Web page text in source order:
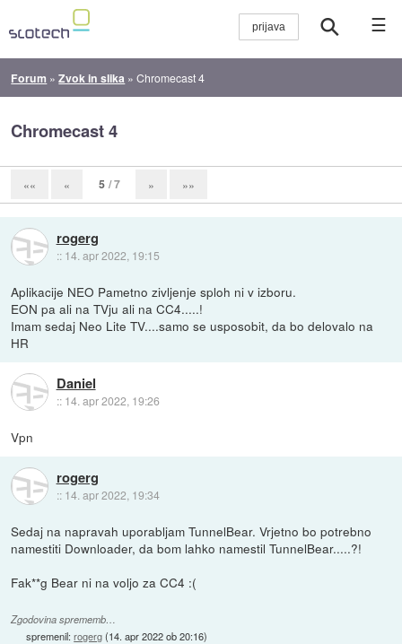
☰
Forum »Zvok in slika »Chromecast 4
Chromecast 4
«« « 5 / 7 » »»
rogerg
:: 14. apr 2022, 19:15
Aplikacije NEO Pametno zivljenje sploh ni v izboru.
EON pa ali na TVju ali na CC4.....!
Imam sedaj Neo Lite TV....samo se usposobit, da bo delovalo na
HR
Daniel
:: 14. apr 2022, 19:26
Vpn
rogerg
:: 14. apr 2022, 19:34
Sedaj na napravah uporabljam TunnelBear. Vrjetno bo potrebno
namestiti Downloader, da bom lahko namestil TunnelBear.....?!
Fak**g Bear ni na voljo za CC4 :(
Zgodovina sprememb…
spremenil:rogerg(14. apr 2022 ob 20:16)